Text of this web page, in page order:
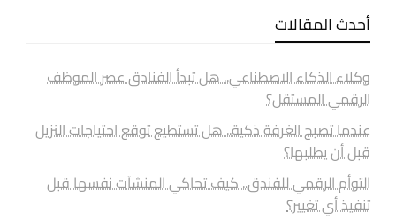
أحدث المقالات
وكلاء الذكاء الاصطناعي.. هل تبدأ الفنادق عصر الموظف
الرقمي المستقل؟
عندما تصبح الغرفة ذكية.. هل تستطيع توقع احتياجات النزيل
قبل أن يطلبها؟
التوأم الرقمي للفندق.. كيف تحاكي المنشآت نفسها قبل
تنفيذ أي تغيير؟